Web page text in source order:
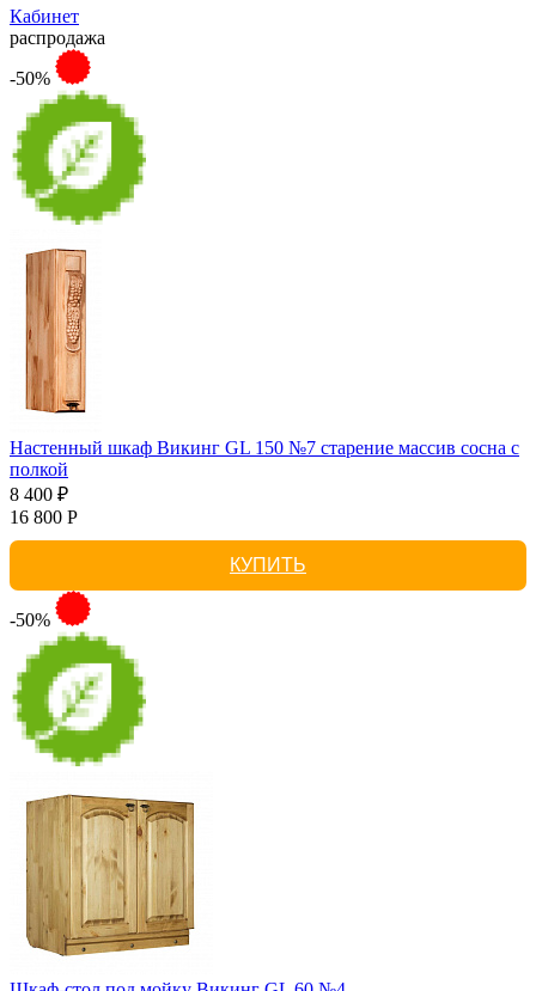
Кабинет
распродажа
-50%
Настенный шкаф Викинг GL 150 №7 старение массив сосна с
полкой
8 400 ₽
16 800 Р
КУПИТЬ
-50%